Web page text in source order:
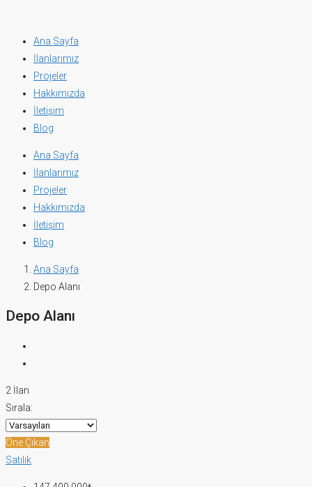
Ana Sayfa
İlanlarımız
Projeler
Hakkımızda
İletişim
Blog
Ana Sayfa
İlanlarımız
Projeler
Hakkımızda
İletişim
Blog
Ana Sayfa
Depo Alanı
Depo Alanı
2 İlan
Sırala:
Öne Çıkan
Satılık